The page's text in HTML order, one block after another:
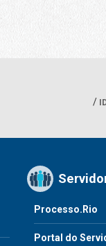
Processo.Rio
Portal do